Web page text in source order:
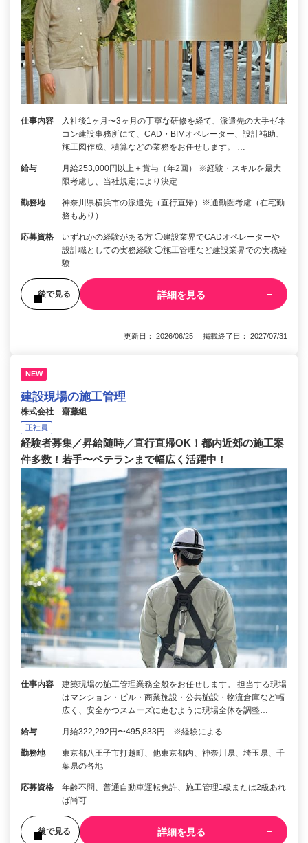
仕事内容
入社後1ヶ月〜3ヶ月の丁寧な研修を経て、派遣先の大手ゼネ
コン建設事務所にて、CAD・BIMオペレーター、設計補助、
施工図作成、積算などの業務をお任せします。 …
給与
月給253,000円以上＋賞与（年2回） ※経験・スキルを最大
限考慮し、当社規定により決定
勤務地
神奈川県横浜市の派遣先（直行直帰）※通勤圏考慮（在宅勤
務もあり）
応募資格
いずれかの経験がある方 ◯建設業界でCADオペレーターや
設計職としての実務経験 ◯施工管理など建設業界での実務経
験
後で見る 詳細を見る
更新日： 2026/06/25 掲載終了日： 2027/07/31
NEW
建設現場の施工管理
株式会社 齋藤組
正社員
経験者募集／昇給随時／直行直帰OK！都内近郊の施工案
件多数！若手〜ベテランまで幅広く活躍中！
仕事内容
建築現場の施工管理業務全般をお任せします。 担当する現場
はマンション・ビル・商業施設・公共施設・物流倉庫など幅
広く、安全かつスムーズに進むように現場全体を調整…
給与 月給322,292円〜495,833円 ※経験による
勤務地
東京都八王子市打越町、他東京都内、神奈川県、埼玉県、千
葉県の各地
応募資格
年齢不問、普通自動車運転免許、施工管理1級または2級あれ
ば尚可
後で見る 詳細を見る